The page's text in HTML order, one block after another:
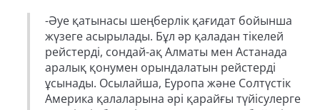
-Әуе қатынасы шеңберлік қағидат бойынша
жүзеге асырылады. Бұл әр қаладан тікелей
рейстерді, сондай-ақ Алматы мен Астанада
аралық қонумен орындалатын рейстерді
ұсынады. Осылайша, Еуропа және Солтүстік
Америка қалаларына әрі қарайғы түйісулерге